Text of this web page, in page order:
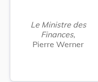
Le Ministre des
Finances,
Pierre Werner